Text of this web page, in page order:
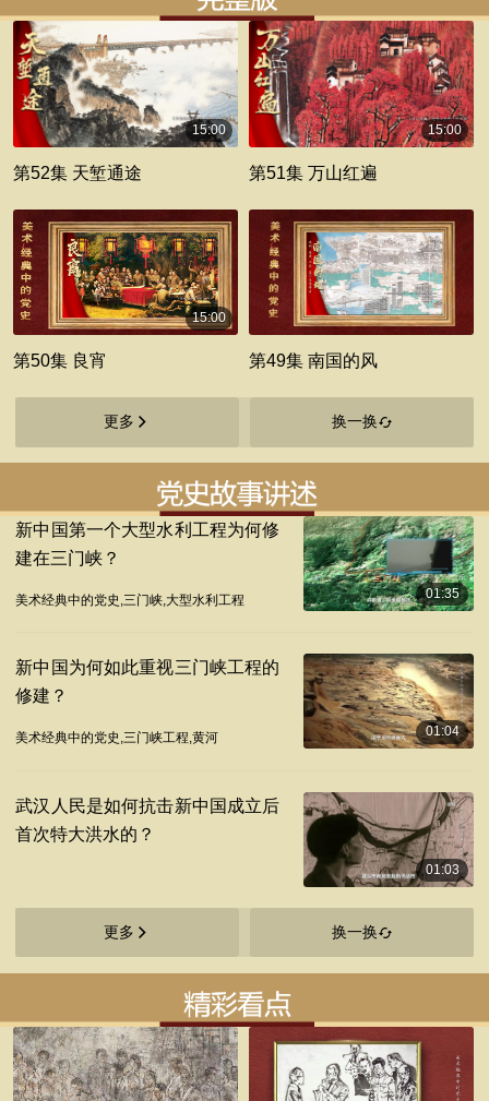
15:00
第52集 天堑通途
15:00
第51集 万山红遍
15:00
第50集 良宵 第49集 南国的风
更多 换一换
新中国第一个大型水利工程为何修
建在三门峡？
美术经典中的党史,三门峡,大型水利工程 01:35
新中国为何如此重视三门峡工程的
修建？
美术经典中的党史,三门峡工程,黄河 01:04
武汉人民是如何抗击新中国成立后
首次特大洪水的？
01:03
更多 换一换